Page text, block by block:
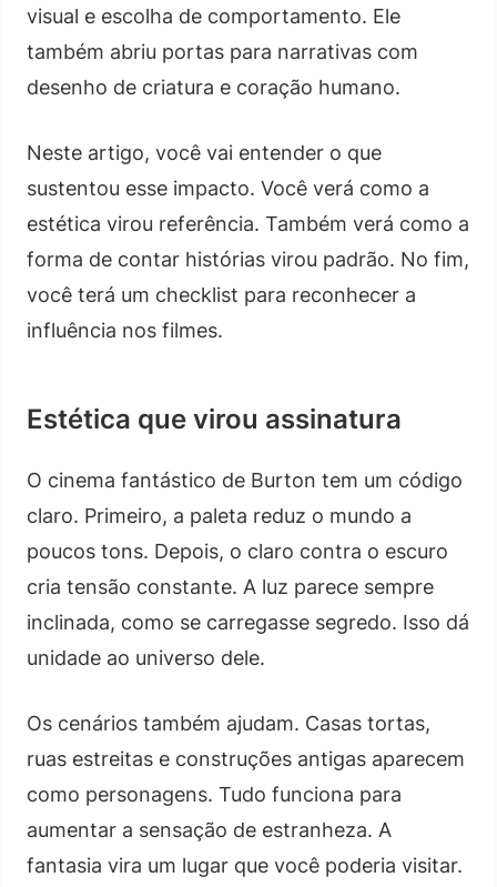
visual e escolha de comportamento. Ele
também abriu portas para narrativas com
desenho de criatura e coração humano.
Neste artigo, você vai entender o que
sustentou esse impacto. Você verá como a
estética virou referência. Também verá como a
forma de contar histórias virou padrão. No fim,
você terá um checklist para reconhecer a
influência nos filmes.
Estética que virou assinatura
O cinema fantástico de Burton tem um código
claro. Primeiro, a paleta reduz o mundo a
poucos tons. Depois, o claro contra o escuro
cria tensão constante. A luz parece sempre
inclinada, como se carregasse segredo. Isso dá
unidade ao universo dele.
Os cenários também ajudam. Casas tortas,
ruas estreitas e construções antigas aparecem
como personagens. Tudo funciona para
aumentar a sensação de estranheza. A
fantasia vira um lugar que você poderia visitar.